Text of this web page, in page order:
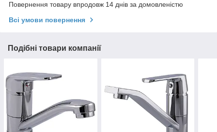
Повернення товару впродовж 14 днів за домовленістю
Всі умови повернення
Подібні товари компанії